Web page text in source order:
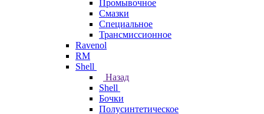
Промывочное
Смазки
Специальное
Трансмиссионное
Ravenol
RM
Shell
Назад
Shell
Бочки
Полусинтетическое